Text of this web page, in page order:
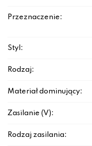
Przeznaczenie:
Styl:
Rodzaj:
Materiał dominujący:
Zasilanie (V):
Rodzaj zasilania: